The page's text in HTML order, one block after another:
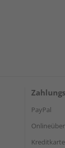
PayPal
Kreditkarte